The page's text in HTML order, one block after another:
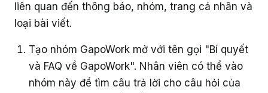
liên quan đến thông báo, nhóm, trang cá nhân và
loại bài viết.
Tạo nhóm GapoWork mở với tên gọi "Bí quyết
và FAQ về GapoWork". Nhân viên có thể vào
nhóm này để tìm câu trả lời cho câu hỏi của